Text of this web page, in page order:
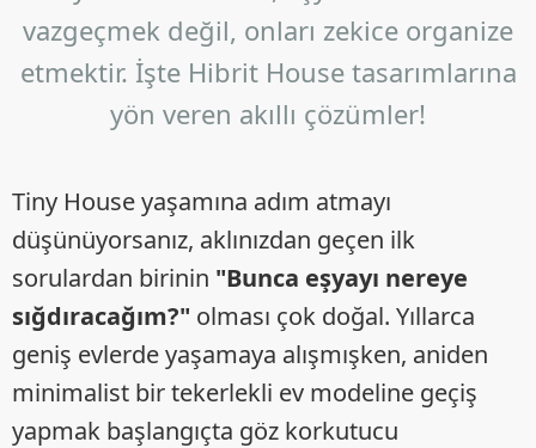
vazgeçmek değil, onları zekice organize
etmektir. İşte Hibrit House tasarımlarına
yön veren akıllı çözümler!
Tiny House yaşamına adım atmayı
düşünüyorsanız, aklınızdan geçen ilk
sorulardan birinin "Bunca eşyayı nereye
sığdıracağım?" olması çok doğal. Yıllarca
geniş evlerde yaşamaya alışmışken, aniden
minimalist bir tekerlekli ev modeline geçiş
yapmak başlangıçta göz korkutucu